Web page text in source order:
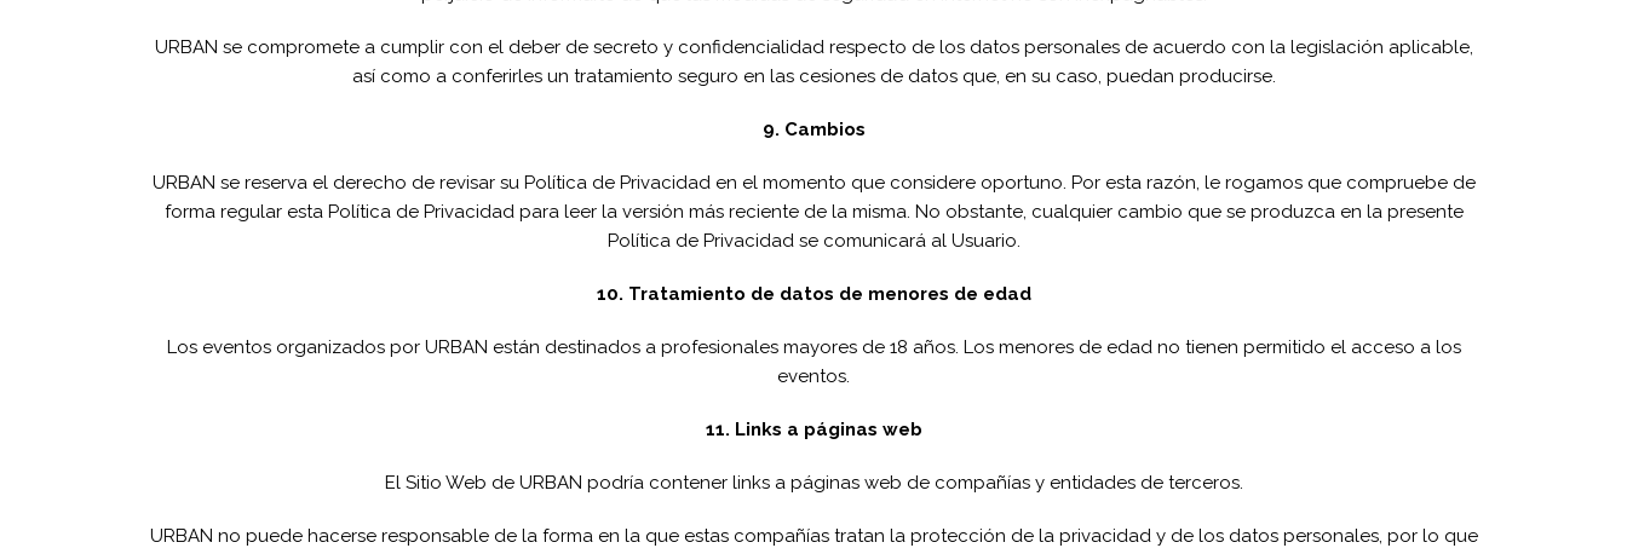
URBAN se compromete a cumplir con el deber de secreto y confidencialidad respecto de los datos personales de acuerdo con la legislación aplicable,
así como a conferirles un tratamiento seguro en las cesiones de datos que, en su caso, puedan producirse.
9. Cambios
URBAN se reserva el derecho de revisar su Política de Privacidad en el momento que considere oportuno. Por esta razón, le rogamos que compruebe de
forma regular esta Política de Privacidad para leer la versión más reciente de la misma. No obstante, cualquier cambio que se produzca en la presente
Política de Privacidad se comunicará al Usuario.
10. Tratamiento de datos de menores de edad
Los eventos organizados por URBAN están destinados a profesionales mayores de 18 años. Los menores de edad no tienen permitido el acceso a los
eventos.
11. Links a páginas web
El Sitio Web de URBAN podría contener links a páginas web de compañías y entidades de terceros.
URBAN no puede hacerse responsable de la forma en la que estas compañías tratan la protección de la privacidad y de los datos personales, por lo que